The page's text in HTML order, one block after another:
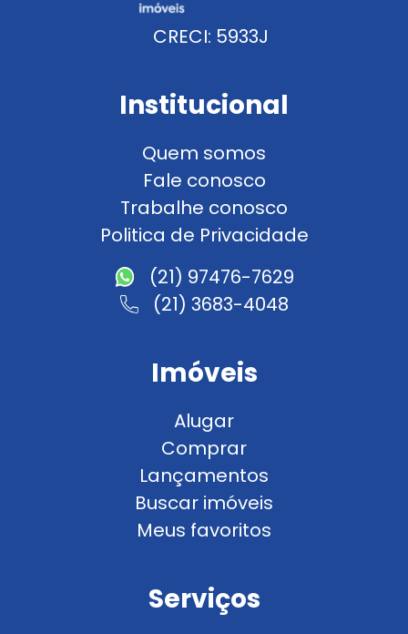
CRECI: 5933J
Institucional
Quem somos
Fale conosco
Trabalhe conosco
Politica de Privacidade
(21) 97476-7629
(21) 3683-4048
Imóveis
Alugar
Comprar
Lançamentos
Buscar imóveis
Meus favoritos
Serviços